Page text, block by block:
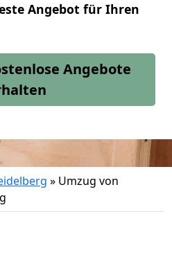
Angebot für Ihren
Angebote
» Umzug von